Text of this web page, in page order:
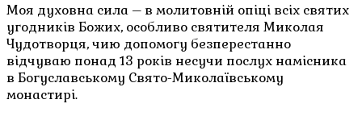
Моя духовна сила – в молитовній опіці всіх святих
угодників Божих, особливо святителя Миколая
Чудотворця, чию допомогу безперестанно
відчуваю понад 13 років несучи послух намісника
в Богуславському Свято-Миколаївському
монастирі.